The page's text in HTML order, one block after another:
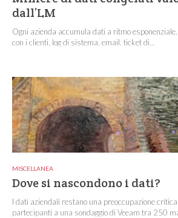
dall’LM
Ogni azienda accumula dati a ritmo
con i clienti, log di sistema, email, ticket di...
MISCELLANEA
Dove si nascondono i dati?
I dati aziendali restano una preoccupazione
partecipanti a una sondaggio di Veeam tra 250